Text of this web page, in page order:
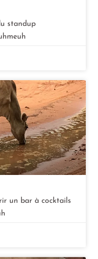
standup
un bar à cocktails